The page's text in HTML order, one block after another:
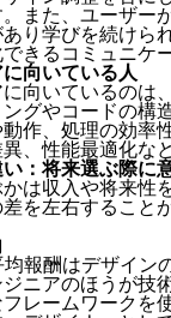
また、ユーザー
り学びを続けら
きるコミュニケ
向いている人
向いているのは
グやコードの構
作、処理の効率
、性能最適化な
：将来選ぶ際に
は収入や将来性
を左右すること
報酬はデザイン
ニアのほうが技
レームワークを